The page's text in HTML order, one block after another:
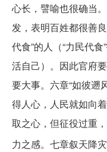
心长，譬喻也很确当
发，表明百姓都很善
代食”的人（“力民代
活自己）。因此官府
要大事。六章“如彼遡
得人心，人民就如向
取之心，但征役过重
力之感。七章叙天降